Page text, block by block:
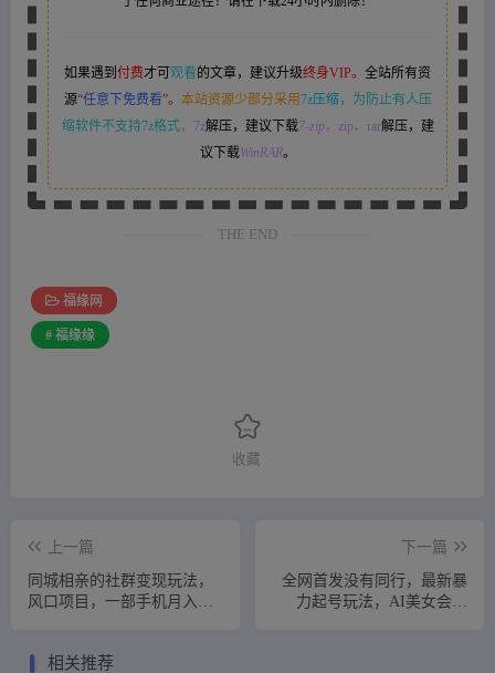
如果遇到 付费才可 观看 的文章，建议升级终身VIP。 全站所有资
源“任意下免费看”。 本站资源少部分采用7z压缩，
为防止有人压
缩软件不支持7z格式，7z解压，建议下载7-zip，zip、rar解压，建
议下载WinRAR。
THE END
福缘网
# 福缘缘
收藏
上一篇
同城相亲的社群变现玩法，
风口项目，一部手机月入
下一篇
全网首发没有同行，最新暴
力起号玩法，AI美女会唱
相关推荐